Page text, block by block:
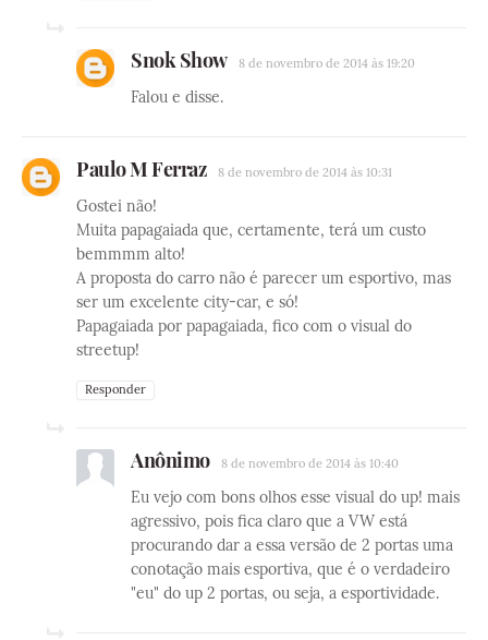
Snok Show 8 de novembro de 2014 às 19:20
Falou e disse.
Paulo M Ferraz 8 de novembro de 2014 às 10:31
Gostei não!
Muita papagaiada que, certamente, terá um custo
bemmmm alto!
A proposta do carro não é parecer um esportivo, mas
ser um excelente city-car, e só!
Papagaiada por papagaiada, fico com o visual do
streetup!
Responder
Anônimo 8 de novembro de 2014 às 10:40
Eu vejo com bons olhos esse visual do up! mais
agressivo, pois fica claro que a VW está
procurando dar a essa versão de 2 portas uma
conotação mais esportiva, que é o verdadeiro
"eu" do up 2 portas, ou seja, a esportividade.